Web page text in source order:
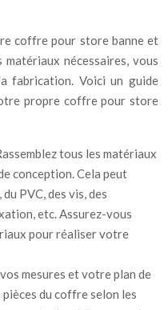
coffre pour store banne et
nécessaires, vous
fabrication. Voici un guide
propre coffre pour store
tous les matériaux
conception. Cela peut
PVC, des vis, des
etc. Assurez-vous
pour réaliser votre
mesures et votre plan de
du coffre selon les